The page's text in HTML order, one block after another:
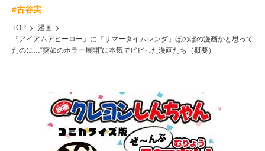
#古谷実
TOP
漫画
『アイアムアヒーロー』に『サマータイムレンダ』ほのぼの漫画かと思って
たのに…“突如のホラー展開”に本気でビビった漫画たち（概要）